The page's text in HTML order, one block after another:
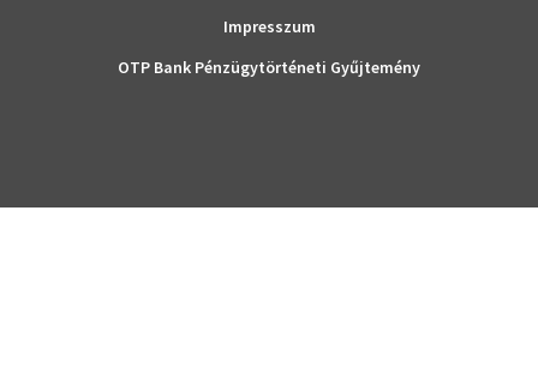
Impresszum
OTP Bank Pénzügytörténeti Gyűjtemény